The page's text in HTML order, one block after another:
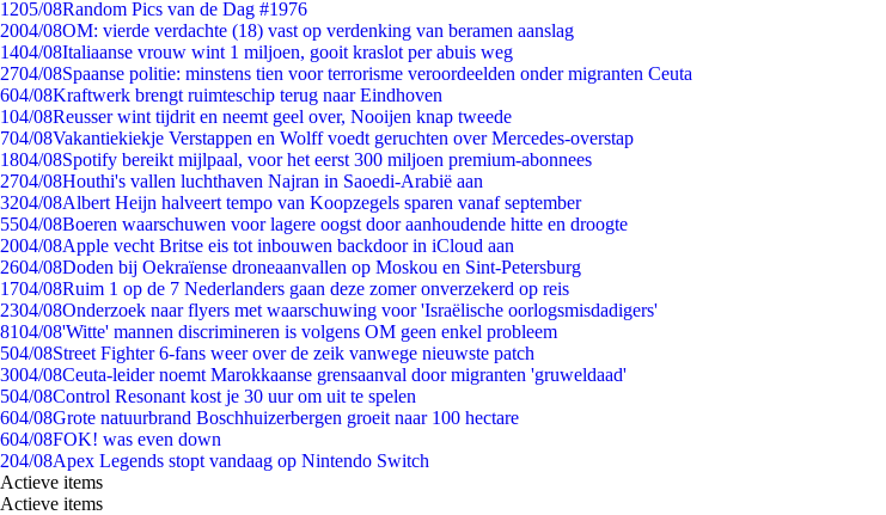
1205/08Random Pics van de Dag #1976
2004/08OM: vierde verdachte (18) vast op verdenking van beramen aanslag
1404/08Italiaanse vrouw wint 1 miljoen, gooit kraslot per abuis weg
2704/08Spaanse politie: minstens tien voor terrorisme veroordeelden onder migranten Ceuta
604/08Kraftwerk brengt ruimteschip terug naar Eindhoven
104/08Reusser wint tijdrit en neemt geel over, Nooijen knap tweede
704/08Vakantiekiekje Verstappen en Wolff voedt geruchten over Mercedes-overstap
1804/08Spotify bereikt mijlpaal, voor het eerst 300 miljoen premium-abonnees
2704/08Houthi's vallen luchthaven Najran in Saoedi-Arabië aan
3204/08Albert Heijn halveert tempo van Koopzegels sparen vanaf september
5504/08Boeren waarschuwen voor lagere oogst door aanhoudende hitte en droogte
2004/08Apple vecht Britse eis tot inbouwen backdoor in iCloud aan
2604/08Doden bij Oekraïense droneaanvallen op Moskou en Sint-Petersburg
1704/08Ruim 1 op de 7 Nederlanders gaan deze zomer onverzekerd op reis
2304/08Onderzoek naar flyers met waarschuwing voor 'Israëlische oorlogsmisdadigers'
8104/08'Witte' mannen discrimineren is volgens OM geen enkel probleem
504/08Street Fighter 6-fans weer over de zeik vanwege nieuwste patch
3004/08Ceuta-leider noemt Marokkaanse grensaanval door migranten 'gruweldaad'
504/08Control Resonant kost je 30 uur om uit te spelen
604/08Grote natuurbrand Boschhuizerbergen groeit naar 100 hectare
604/08FOK! was even down
204/08Apex Legends stopt vandaag op Nintendo Switch
Actieve items
Actieve items